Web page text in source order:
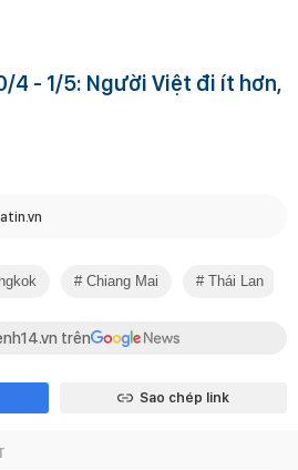
4 - 1/5: Người Việt đi ít hơn,
Chiang Mai Thái Lan
trên
Sao chép link